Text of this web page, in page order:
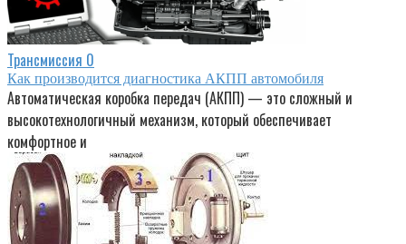
Трансмиссия 0
Как производится диагностика АКПП автомобиля
Автоматическая коробка передач (АКПП) — это сложный и
высокотехнологичный механизм, который обеспечивает
комфортное и